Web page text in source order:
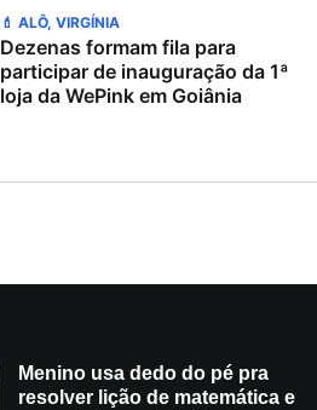
💄 ALÔ, VIRGÍNIA
Dezenas formam fila para
participar de inauguração da 1ª
loja da WePink em Goiânia
Menino usa dedo do pé pra
resolver lição de matemática e